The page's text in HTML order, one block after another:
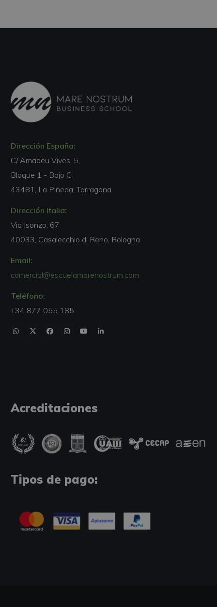
Dirección España:
C/ Amadeu Vives, 5,
Bloque 1 - Bajo C
43481, La Pineda, Tarragona
Dirección Italia:
Via Isonzo, 67
40033, Casalecchio di Reno, Bologna
Email:
comercial@escuelamarenostrum.com
Teléfono:
+34 877 055 185
Acreditaciones
Tipos de pago: